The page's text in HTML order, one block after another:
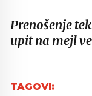
Prenošenje
upit na mejl